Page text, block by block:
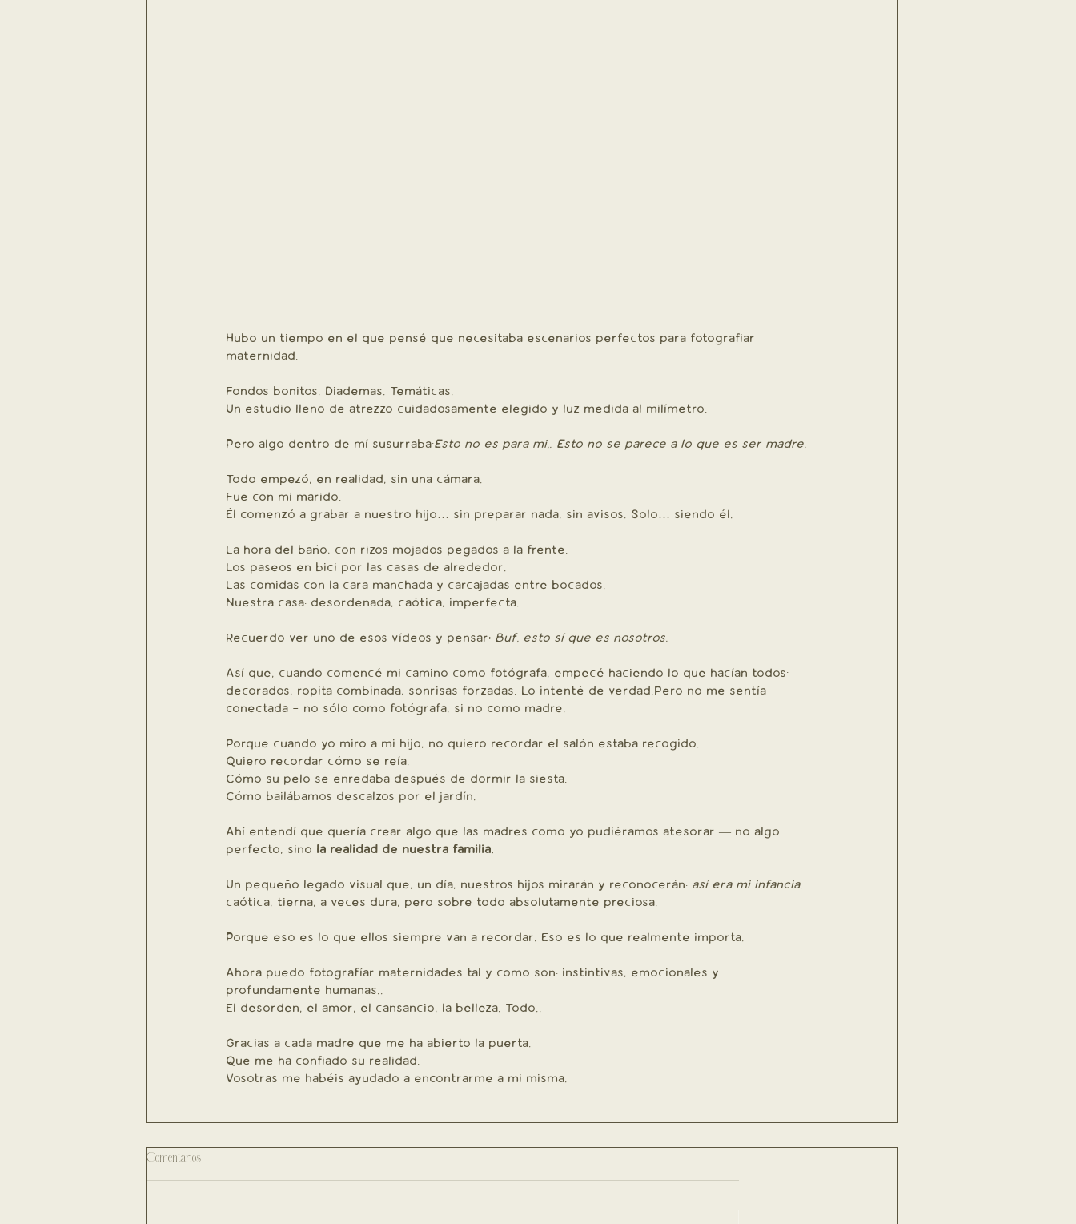
Hubo un tiempo en el que pensé que necesitaba escenarios perfectos para fotografiar
maternidad.
Fondos bonitos. Diademas. Temáticas.
Un estudio lleno de atrezzo cuidadosamente elegido y luz medida al milímetro.
Pero algo dentro de mí susurraba:Esto no es para mi,. Esto no se parece a lo que es ser madre.
Todo empezó, en realidad, sin una cámara.
Fue con mi marido.
Él comenzó a grabar a nuestro hijo… sin preparar nada, sin avisos. Solo… siendo él.
La hora del baño, con rizos mojados pegados a la frente.
Los paseos en bici por las casas de alrededor.
Las comidas con la cara manchada y carcajadas entre bocados.
Nuestra casa: desordenada, caótica, imperfecta.
Recuerdo ver uno de esos vídeos y pensar: Buf, esto sí que es nosotros.
Así que, cuando comencé mi camino como fotógrafa, empecé haciendo lo que hacían todos:
decorados, ropita combinada, sonrisas forzadas. Lo intenté de verdad.Pero no me sentía
conectada - no sólo como fotógrafa, si no como madre.
Porque cuando yo miro a mi hijo, no quiero recordar el salón estaba recogido.
Quiero recordar cómo se reía.
Cómo su pelo se enredaba después de dormir la siesta.
Cómo bailábamos descalzos por el jardín.
Ahí entendí que quería crear algo que las madres como yo pudiéramos atesorar — no algo
perfecto, sino la realidad de nuestra familia.
Un pequeño legado visual que, un día, nuestros hijos mirarán y reconocerán: así era mi infancia.
caótica, tierna, a veces dura, pero sobre todo absolutamente preciosa.
Porque eso es lo que ellos siempre van a recordar. Eso es lo que realmente importa.
Ahora puedo fotografíar maternidades tal y como son: instintivas, emocionales y
profundamente humanas..
El desorden, el amor, el cansancio, la belleza. Todo..
Gracias a cada madre que me ha abierto la puerta.
Que me ha confiado su realidad.
Vosotras me habéis ayudado a encontrarme a mi misma.
Comentarios